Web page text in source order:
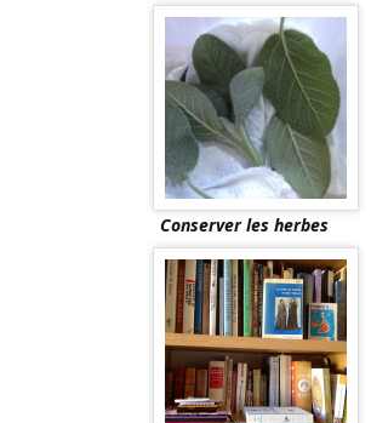
Conserver les herbes